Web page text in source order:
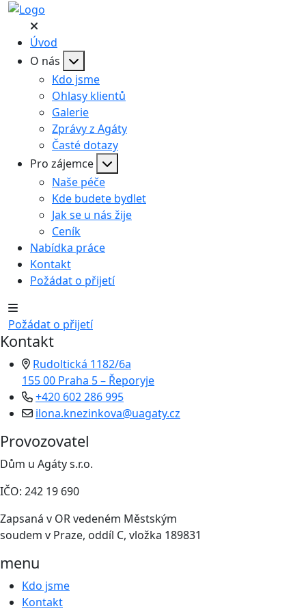
Úvod
O nás
Kdo jsme
Ohlasy klientů
Galerie
Zprávy z Agáty
Časté dotazy
Pro zájemce
Naše péče
Kde budete bydlet
Jak se u nás žije
Ceník
Nabídka práce
Kontakt
Požádat o přijetí
Požádat o přijetí
Kontakt
Rudoltická 1182/6a
155 00 Praha 5 – Řeporyje
+420 602 286 995
ilona.knezinkova@uagaty.cz
Provozovatel
Dům u Agáty s.r.o.
IČO: 242 19 690
Zapsaná v OR vedeném Městským
soudem v Praze, oddíl C, vložka 189831
menu
Kdo jsme
Kontakt